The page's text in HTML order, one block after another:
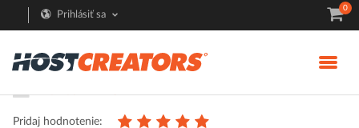
Prihlásiť sa
0
Pridaj hodnotenie: